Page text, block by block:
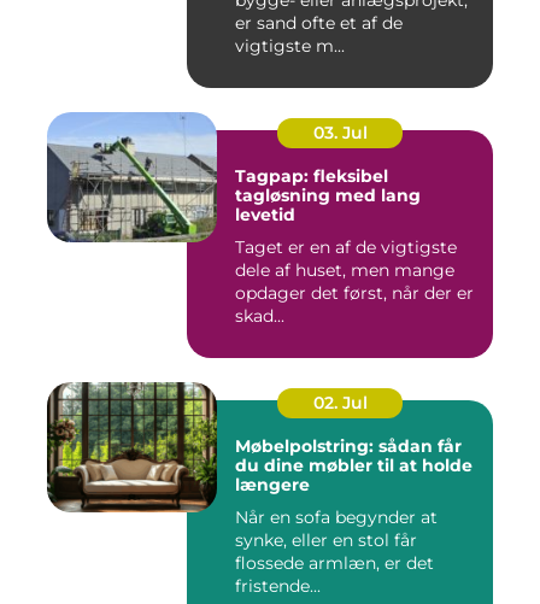
er sand ofte et af de
vigtigste m...
03. Jul
Tagpap: fleksibel
tagløsning med lang
levetid
Taget er en af de vigtigste
dele af huset, men mange
opdager det først, når der er
skad...
02. Jul
Møbelpolstring: sådan får
du dine møbler til at holde
længere
Når en sofa begynder at
synke, eller en stol får
flossede armlæn, er det
fristende...